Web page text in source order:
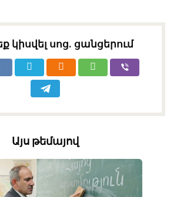
կիսվել սոց․ ցանցերում
Այս թեմայով